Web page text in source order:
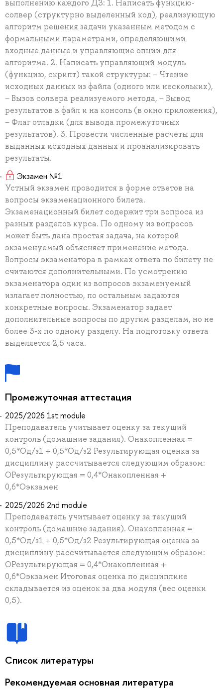
выполнению каждого ДЗ: 1. Написать функцию-
солвер (структурно выделенный код), реализующую
алгоритм решения задачи указанным методом с
формальными параметрами, определяющими
входные данные и управляющие опции для
алгоритма. 2. Написать управляющий модуль
(функцию, скрипт) такой структуры: − Чтение
исходных данных из файла (одного или нескольких),
− Вызов солвера реализуемого метода, − Вывод
результатов в файл и на консоль (в окно приложения),
− Флаг отладки (для вывода промежуточных
результатов). 3. Провести численные расчеты для
выданных исходных данных и проанализировать
результаты.
Экзамен №1
Устный экзамен проводится в форме ответов на
вопросы экзаменационного билета.
Экзаменационный билет содержит три вопроса из
разных разделов курса. По одному из вопросов
может быть дана простая задача, на которой
экзаменуемый объясняет применение метода.
Вопросы экзаменатора в рамках ответа по билету не
считаются дополнительными. По усмотрению
экзаменатора один из вопросов экзаменуемый
излагает полностью, по остальным задаются
конкретные вопросы. Экзаменатор задает
дополнительные вопросы по другим разделам, но не
более 3-х по одному разделу. На подготовку ответа
выделяется 2,5 часа.
Промежуточная аттестация
2025/2026 1st module
Преподаватель учитывает оценку за текущий
контроль (домашние задания). Онакопленная =
0,5*Од/з1 + 0,5*Од/з2 Результирующая оценка за
дисциплину рассчитывается следующим образом:
ОРезультирующая = 0,4*Онакопленная +
0,6*Оэкзамен
2025/2026 2nd module
Преподаватель учитывает оценку за текущий
контроль (домашние задания). Онакопленная =
0,5*Од/з1 + 0,5*Од/з2 Результирующая оценка за
дисциплину рассчитывается следующим образом:
ОРезультирующая = 0,4*Онакопленная +
0,6*Оэкзамен Итоговая оценка по дисциплине
складывается из оценок за два модуля (вес оценки
0,5).
Список литературы
Рекомендуемая основная литература